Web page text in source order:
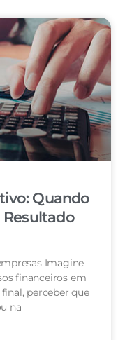
Quando
Imagine
financeiros em
perceber que
na